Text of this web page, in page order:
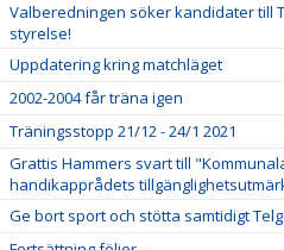
Valberedningen söker kandidater till
styrelse!
Uppdatering kring matchläget
2002-2004 får träna igen
Träningsstopp 21/12 - 24/1 2021
Grattis Hammers svart till
handikapprådets
Ge bort sport och stötta samtidigt